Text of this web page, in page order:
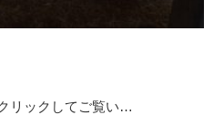
リックしてご覧い…